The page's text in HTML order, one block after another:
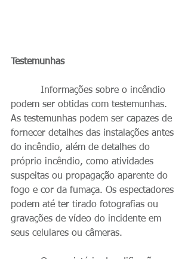
Testemunhas
podem ser obtidas com testemunhas.
As testemunhas podem ser capazes de
fornecer detalhes das instalações antes
do incêndio, além de detalhes do
próprio incêndio, como atividades
suspeitas ou propagação aparente do
fogo e cor da fumaça. Os espectadores
podem até ter tirado fotografias ou
gravações de vídeo do incidente em
seus celulares ou câmeras.